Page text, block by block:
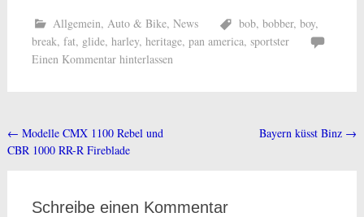
Allgemein, Auto & Bike, News bob, bobber, boy,
break, fat, glide, harley, heritage, pan america, sportster
Einen Kommentar hinterlassen
Beitragsnavigation
← Modelle CMX 1100 Rebel und
CBR 1000 RR-R Fireblade
Bayern küsst Binz →
Schreibe einen Kommentar